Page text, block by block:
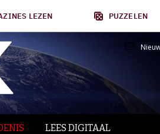
LEZEN PUZZELEN
LEES DIGITAAL